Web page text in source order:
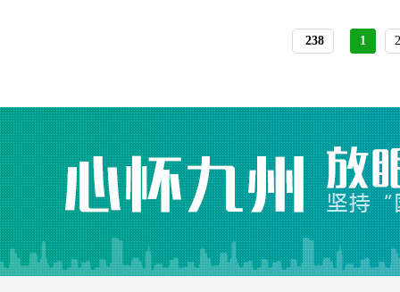
238 1 2